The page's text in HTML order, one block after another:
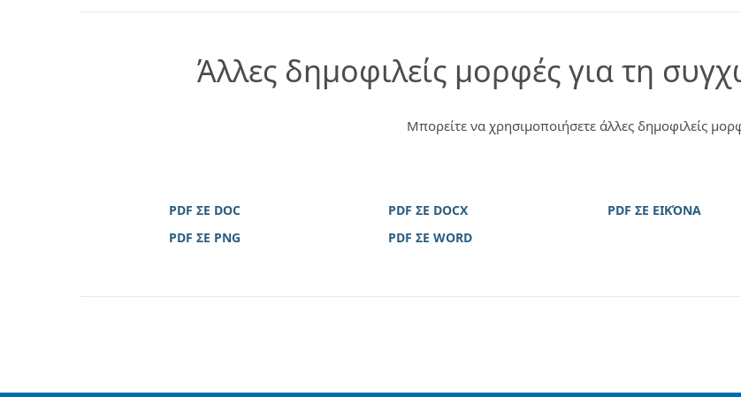
Άλλες δημοφιλείς μορφές για τη
Μπορείτε να χρησιμοποιήσετε άλλες δημοφιλείς
PDF ΣΕ DOC PDF ΣΕ DOCX PDF ΣΕ ΕΙΚΌΝΑ
PDF ΣΕ PNG
PDF ΣΕ WORD